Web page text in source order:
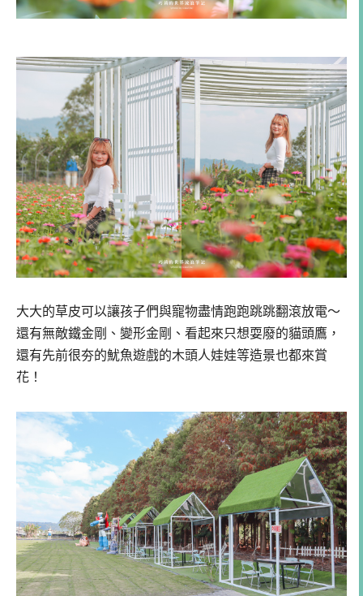
大大的草皮可以讓孩子們與寵物盡情跑跑跳跳翻滾放電～
還有無敵鐵金剛、變形金剛、看起來只想耍廢的貓頭鷹，
還有先前很夯的魷魚遊戲的木頭人娃娃等造景也都來賞
花！